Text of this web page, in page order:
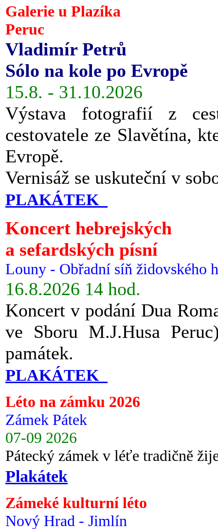
Galerie u Plazíka
Peruc
Vladimír Petrů
Sólo na kole po Evropě
15.8. - 31.10.2026
Výstava fotografií z
cestovatele ze Slavětína,
Evropě.
Vernisáž se uskuteční v
PLAKÁTEK
Koncert hebrejských
a sefardských písní
Louny - Obřadní síň židovského
16.8.2026 14 hod.
Koncert v podání Dua
ve Sboru M.J.Husa
památek.
PLAKÁTEK
Léto na zámku 2026
Zámek Pátek
07-09 2026
Pátecký zámek v léťe tradičně
Plakátek
Zámeké kulturní léto
Nový Hrad - Jimlín